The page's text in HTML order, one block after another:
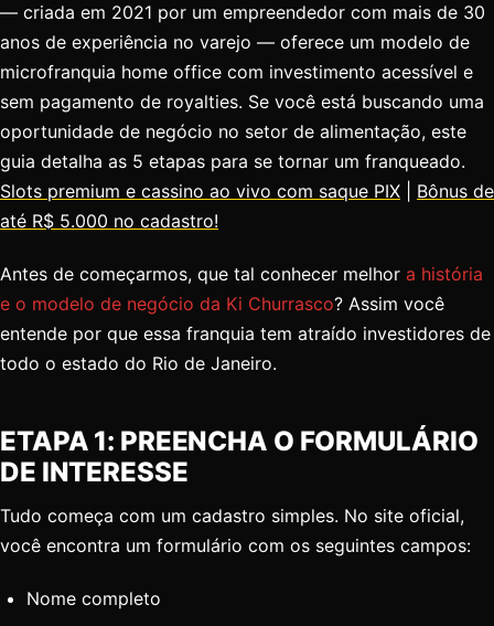
— criada em 2021 por um empreendedor com mais de 30
anos de experiência no varejo — oferece um modelo de
microfranquia home office com investimento acessível e
sem pagamento de royalties. Se você está buscando uma
oportunidade de negócio no setor de alimentação, este
guia detalha as 5 etapas para se tornar um franqueado.
Slots premium e cassino ao vivo com saque PIX
Bônus de
até R$ 5.000 no cadastro!
Antes de começarmos, que tal conhecer melhor a história
e o modelo de negócio da Ki Churrasco? Assim você
entende por que essa franquia tem atraído investidores de
todo o estado do Rio de Janeiro.
ETAPA 1: PREENCHA O FORMULÁRIO
DE INTERESSE
Tudo começa com um cadastro simples. No site oficial,
você encontra um formulário com os seguintes campos:
Nome completo